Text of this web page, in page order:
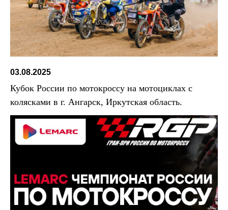
03.08.2025
Кубок России по мотокроссу на мотоциклах с
колясками в г. Ангарск, Иркутская область.